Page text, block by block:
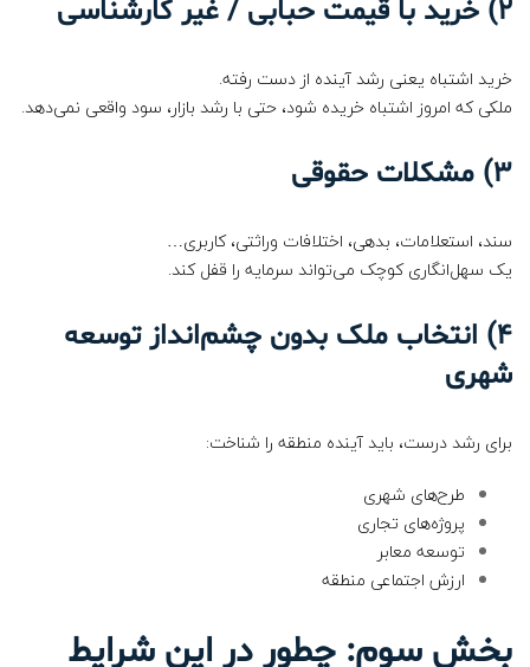
2) خرید با قیمت حبابی / غیر کارشناسی
خرید اشتباه یعنی رشد آینده از دست رفته.
ملکی که امروز اشتباه خریده شود، حتی با رشد بازار، سود واقعی نمی‌دهد.
3) مشکلات حقوقی
سند، استعلامات، بدهی، اختلافات وراثتی، کاربری…
یک سهل‌انگاری کوچک می‌تواند سرمایه را قفل کند.
4) انتخاب ملک بدون چشم‌انداز توسعه
شهری
برای رشد درست، باید آینده منطقه را شناخت:
طرح‌های شهری
پروژه‌های تجاری
توسعه معابر
ارزش اجتماعی منطقه
بخش سوم: چطور در این شرایط